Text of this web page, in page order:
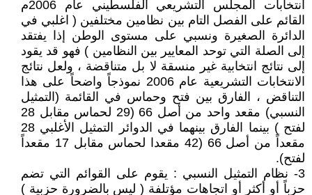
انتخابات المجلس التشريعي الفلسطيني عام 2006م
القائم على الفصل التام بين نظامين مختلفين ( اغلبي في
الدائرة الصغيرة ونسبي على مستوى الوطن إذا يفتقد
إلى الصلة التي توحد المعايير بين النظامين ) فهو قد يقود
إلى نتائج انتخابية غير منسقة لا بل متناقضة ، ولعل نتائج
الانتخابات التشريعية عام 2006 نموذجاً واضحاً على هذا
التناقض ، الفارق بين فتح وحماس في القائمة (التمثيل
النسبي) مقعد واحد من أصل 66 (29 لحماس مقابل 28
لفتح ) بينما الفارق بينهما في الدوائر التمثيل الأغلبي 28
مقعداً من أصل 66 (42 مقعدا لحماس مقابل 17 مقعداً
لفتح).
3- نظام التمثيل النسبي : يقوم على القوائم التي تضم
حزباً أو أكثر أو اتجاهات مؤتلفة ( ليس بالضرورة حزبية )